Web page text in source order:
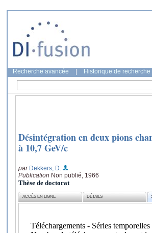
Recherche avancée Historique de recherche
Désintégration en deux pions
à 10,7 GeV/c
par Dekkers, D.
Publication Non publié, 1966
Thèse de doctorat
ACCÈS EN LIGNE DÉTAILS